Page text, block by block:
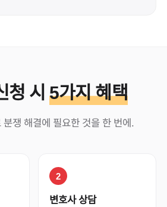
청 시5가지 혜택
쟁 해결에 필요한 것을 한 번에.
2
변호사 상담